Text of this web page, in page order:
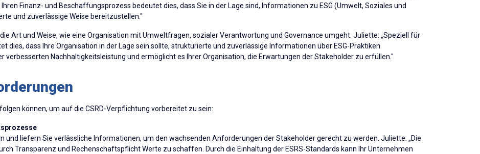
Finanz- und Beschaffungsprozess bedeutet dies, dass Sie in der Lage sind, Informationen zu ESG (Umwelt, Soziales und
und zuverlässige Weise bereitzustellen."
Art und Weise, wie eine Organisation mit Umweltfragen, sozialer Verantwortung und Governance umgeht. Juliette: „Speziell für
dies, dass Ihre Organisation in der Lage sein sollte, strukturierte und zuverlässige Informationen über ESG-Praktiken
verbesserten Nachhaltigkeitsleistung und ermöglicht es Ihrer Organisation, die Erwartungen der Stakeholder zu erfüllen."
können, um auf die CSRD-Verpflichtung vorbereitet zu sein:
und liefern Sie verlässliche Informationen, um den wachsenden Anforderungen der Stakeholder gerecht zu werden. Juliette: „Die
Transparenz und Rechenschaftspflicht Werte zu schaffen. Durch die Einhaltung der ESRS-Standards kann Ihr Unternehmen